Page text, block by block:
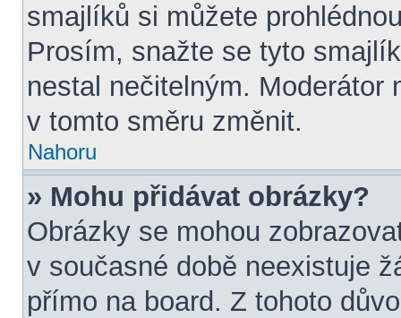
smajlíků si můžete
Prosím, snažte se tyto
nestal nečitelným.
v tomto směru změnit.
Nahoru
» Mohu přidávat obrázky?
Obrázky se mohou
v současné době neexistuje
přímo na board. Z tohoto